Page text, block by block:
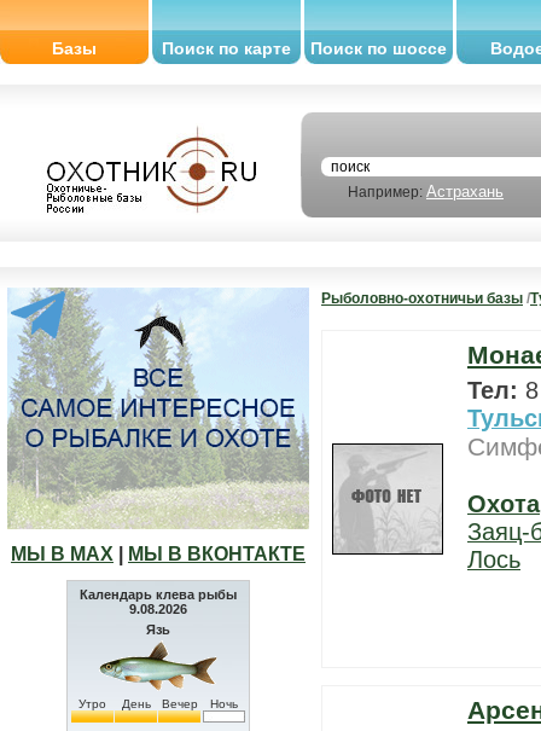
Базы Поиск по карте Поиск по шоссе
Например: Астрахань
МЫ В МАХ МЫ В ВКОНТАКТЕ
Календарь клева рыбы
9.08.2026
Язь
Утро День Вечер Ночь
Рыболовно-охотничьи базы /
Тел:
Охота
Заяц-
Лось